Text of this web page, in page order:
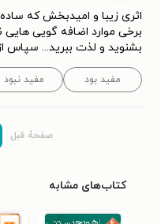
اثری زیبا و امیدبخش که
برخی موارد اضافه گویی هایی
بشنوید و لذت ببرید... سپاس
مفید بود مفید نبود
صفحۀ قبل
کتاب‌های مشابه